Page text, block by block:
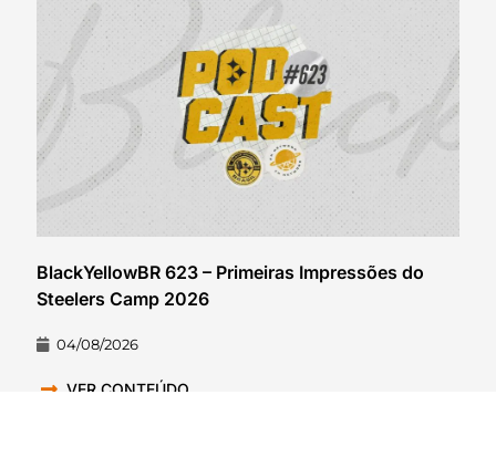
BlackYellowBR 623 – Primeiras Impressões do
Steelers Camp 2026
04/08/2026
VER CONTEÚDO